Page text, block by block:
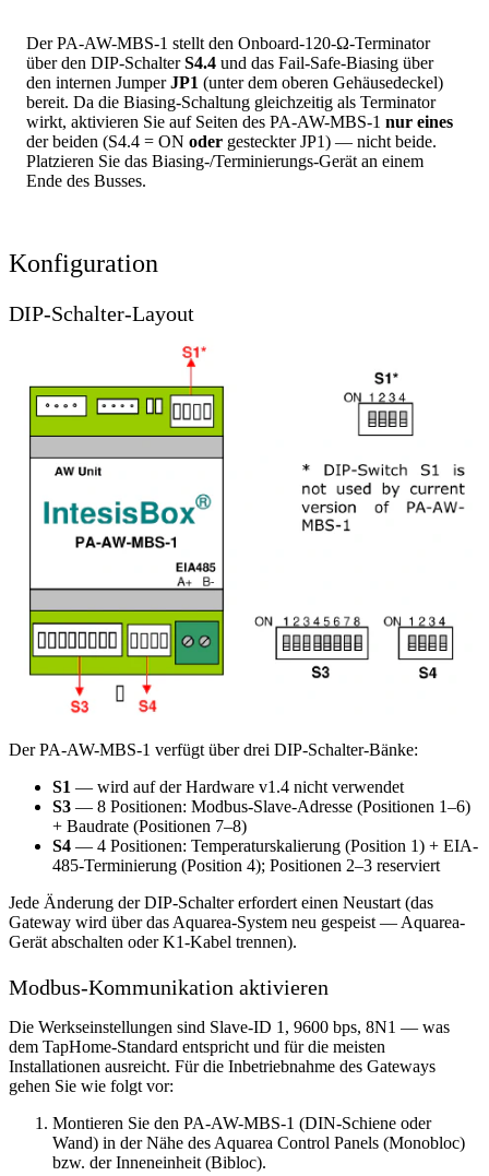
Der PA-AW-MBS-1 stellt den Onboard-120-Ω-Terminator
über den DIP-SchalterS4.4 und das Fail-Safe-Biasing über
den internen JumperJP1 (unter dem oberen Gehäusedeckel)
bereit. Da die Biasing-Schaltung gleichzeitig als Terminator
wirkt, aktivieren Sie auf Seiten des PA-AW-MBS-1 nur eines
der beiden (S4.4 = ON oder gesteckter JP1) — nicht beide.
Platzieren Sie das Biasing-/Terminierungs-Gerät an einem
Ende des Busses.
Konfiguration
DIP-Schalter-Layout
Der PA-AW-MBS-1 verfügt über drei DIP-Schalter-Bänke:
S1 — wird auf der Hardware v1.4 nicht verwendet
S3 — 8 Positionen: Modbus-Slave-Adresse (Positionen 1–6)
+ Baudrate (Positionen 7–8)
S4 — 4 Positionen: Temperaturskalierung (Position 1) + EIA-
485-Terminierung (Position 4); Positionen 2–3 reserviert
Jede Änderung der DIP-Schalter erfordert einen Neustart (das
Gateway wird über das Aquarea-System neu gespeist — Aquarea-
Gerät abschalten oder K1-Kabel trennen).
Modbus-Kommunikation aktivieren
Die Werkseinstellungen sind Slave-ID 1, 9600 bps, 8N1 — was
dem TapHome-Standard entspricht und für die meisten
Installationen ausreicht. Für die Inbetriebnahme des Gateways
gehen Sie wie folgt vor:
Montieren Sie den PA-AW-MBS-1 (DIN-Schiene oder
Wand) in der Nähe des Aquarea Control Panels (Monobloc)
bzw. der Inneneinheit (Bibloc).